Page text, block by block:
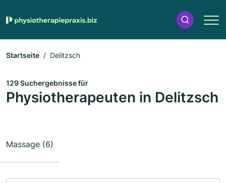
Startseite Delitzsch
129 Suchergebnisse für
Physiotherapeuten in Delitzsch
Massage (6)